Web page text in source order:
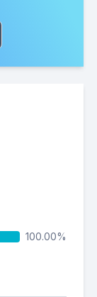
100.00%